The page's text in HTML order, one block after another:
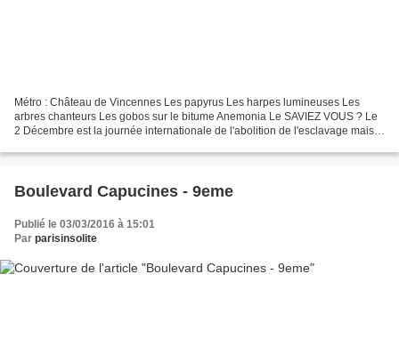
Métro : Château de Vincennes Les papyrus Les harpes lumineuses Les
arbres chanteurs Les gobos sur le bitume Anemonia Le SAVIEZ VOUS ? Le
2 Décembre est la journée internationale de l'abolition de l'esclavage mais
Boulevard Capucines - 9eme
Publié le 03/03/2016 à 15:01
Par parisinsolite